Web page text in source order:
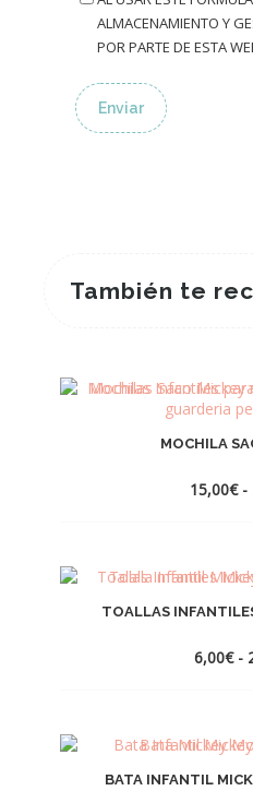
ALMACENAMIENTO Y
POR PARTE DE ESTA
También te
MOCHILA
15,00€ -
TOALLAS
6,00€ -
BATA INFANTIL